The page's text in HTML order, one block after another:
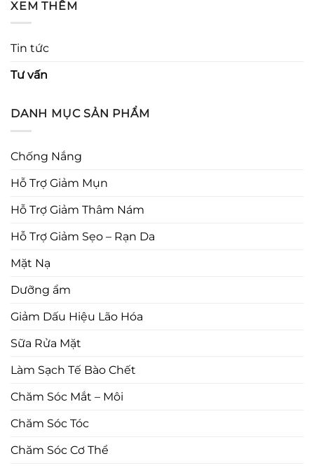
XEM THÊM
Tin tức
Tư vấn
DANH MỤC SẢN PHẨM
Chống Nắng
Hỗ Trợ Giảm Mụn
Hỗ Trợ Giảm Thâm Nám
Hỗ Trợ Giảm Sẹo – Rạn Da
Mặt Nạ
Dưỡng ẩm
Giảm Dấu Hiệu Lão Hóa
Sữa Rửa Mặt
Làm Sạch Tế Bào Chết
Chăm Sóc Mắt – Môi
Chăm Sóc Tóc
Chăm Sóc Cơ Thể